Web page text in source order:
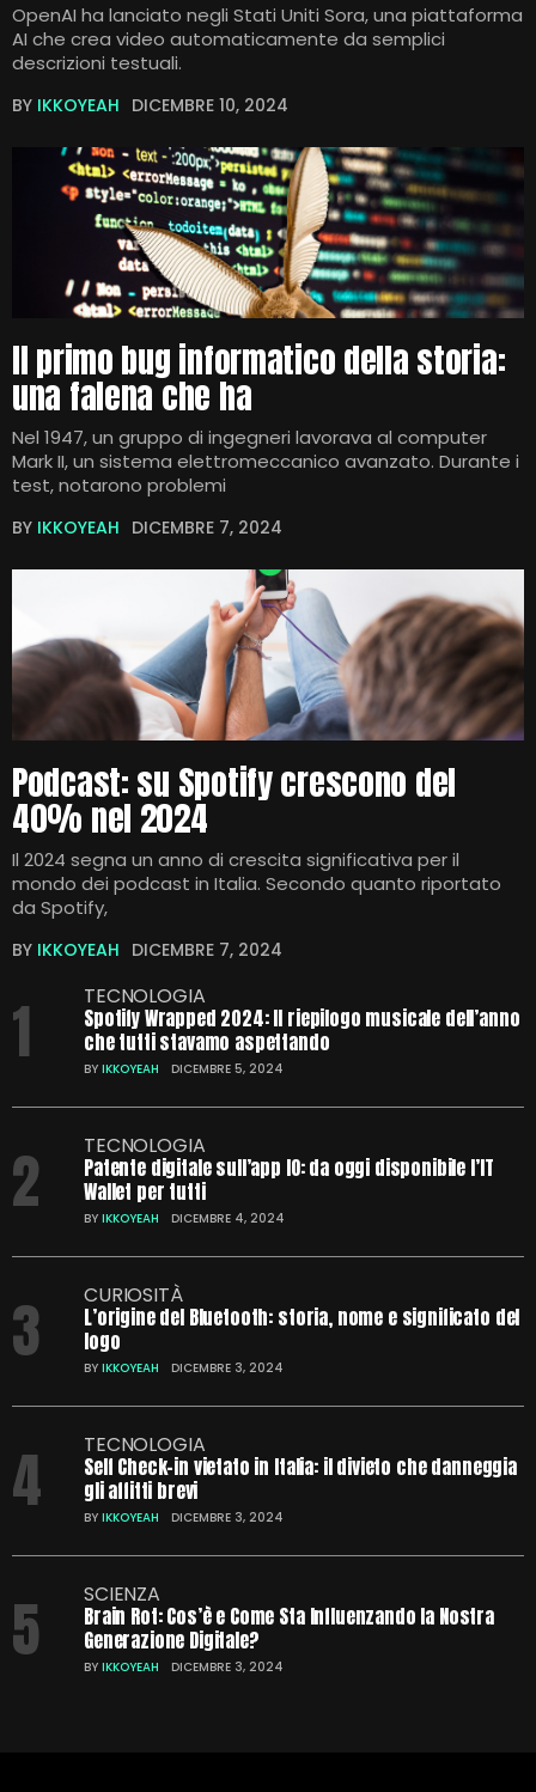
OpenAI ha lanciato negli Stati Uniti Sora, una piattaforma
AI che crea video automaticamente da semplici
descrizioni testuali.
BY IKKOYEAH DICEMBRE 10, 2024
Il primo bug informatico della storia:
una falena che ha
Nel 1947, un gruppo di ingegneri lavorava al computer
Mark II, un sistema elettromeccanico avanzato. Durante i
test, notarono problemi
BY IKKOYEAH DICEMBRE 7, 2024
Podcast: su Spotify crescono del
40% nel 2024
Il 2024 segna un anno di crescita significativa per il
mondo dei podcast in Italia. Secondo quanto riportato
da Spotify,
BY IKKOYEAH DICEMBRE 7, 2024
1 TECNOLOGIA
Spotify Wrapped 2024: Il riepilogo musicale dell’anno
che tutti stavamo aspettando
BY IKKOYEAH DICEMBRE 5, 2024
2 TECNOLOGIA
Patente digitale sull’app IO: da oggi disponibile l’IT
Wallet per tutti
BY IKKOYEAH DICEMBRE 4, 2024
3 CURIOSITÀ
L’origine del Bluetooth: storia, nome e significato del
logo
BY IKKOYEAH DICEMBRE 3, 2024
4 TECNOLOGIA
Self Check-in vietato in Italia: il divieto che danneggia
gli affitti brevi
BY IKKOYEAH DICEMBRE 3, 2024
5 SCIENZA
Brain Rot: Cos’è e Come Sta Influenzando la Nostra
Generazione Digitale?
BY IKKOYEAH DICEMBRE 3, 2024